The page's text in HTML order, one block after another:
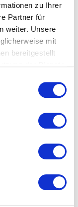
zu Ihrer
Partner für
weiter. Unsere
mit
bereitgestellt
nutzen.